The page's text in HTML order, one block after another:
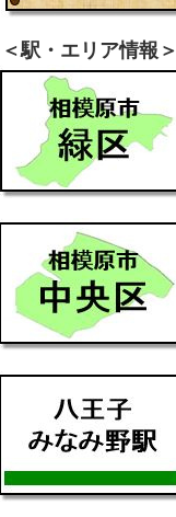
＜駅・エリア情報＞